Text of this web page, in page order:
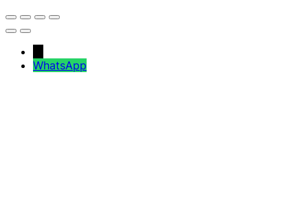
WhatsApp